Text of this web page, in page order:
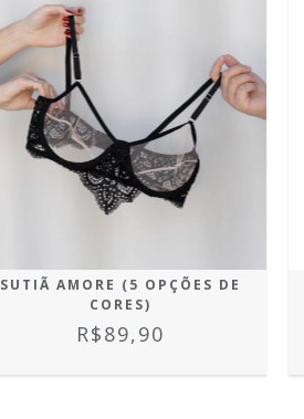
SUTIÃ AMORE (5 OPÇÕES DE
CORES)
R$89,90